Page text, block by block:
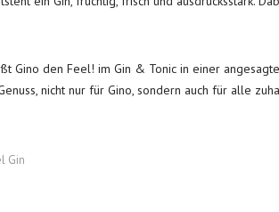
Gino den Feel! im Gin & Tonic in einer
nicht nur für Gino, sondern auch für alle
Gin